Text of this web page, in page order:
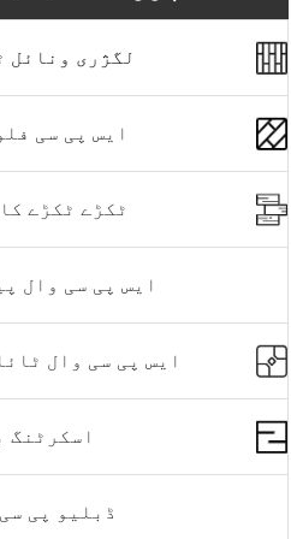
لگژری ونائل
ایس پی سی
ٹکڑے ٹکڑے
ایس پی سی وال
ایس پی سی وال
اسکرٹنگ
ڈبلیو پی